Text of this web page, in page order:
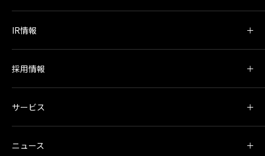
IR情報
採用情報
サービス
ニュース